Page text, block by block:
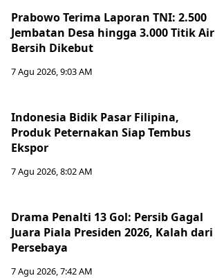
Prabowo Terima Laporan TNI: 2.500
Jembatan Desa hingga 3.000 Titik Air
Bersih Dikebut
7 Agu 2026, 9:03 AM
Indonesia Bidik Pasar Filipina,
Produk Peternakan Siap Tembus
Ekspor
7 Agu 2026, 8:02 AM
Drama Penalti 13 Gol: Persib Gagal
Juara Piala Presiden 2026, Kalah dari
Persebaya
7 Agu 2026, 7:42 AM